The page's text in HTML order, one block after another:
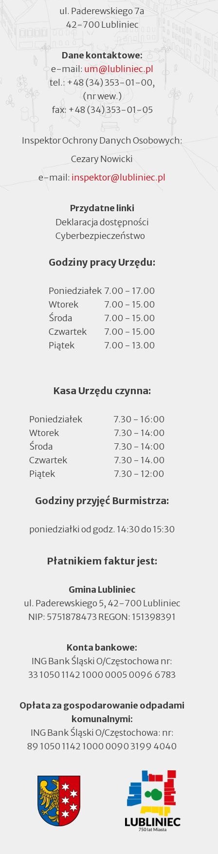
ul. Paderewskiego 7a
42-700 Lubliniec
Dane kontaktowe:
e-mail: um@lubliniec.pl
tel.: +48 (34) 353-01-00,
(nr wew.)
fax: +48 (34) 353-01-05
Inspektor Ochrony Danych Osobowych:
Cezary Nowicki
e-mail: inspektor@lubliniec.pl
MenuPrzydatne linki
Deklaracja dostępności
Cyberbezpieczeństwo
w
zakładce
Godziny pracy Urzędu:
Poniedziałek 7.00 - 17.00
Wtorek
7.00 - 15.00
Środa
7.00 - 15.00
Czwartek
7.00 - 15.00
Piątek
7.00 - 13.00
Kasa Urzędu czynna:
Poniedziałek
7.30 - 16:00
Wtorek
7.30 - 14:00
Środa
7.30 - 14:00
Czwartek
7.30 - 14.00
Piątek
7.30 - 12:00
Godziny przyjęć Burmistrza:
poniedziałki od godz. 14:30 do 15:30
Płatnikiem faktur jest:
Gmina Lubliniec
ul. Paderewskiego 5, 42-700 Lubliniec
NIP: 5751878473 REGON: 151398391
Konta bankowe:
ING Bank Śląski O/Częstochowa nr:
33 1050 1142 1000 0005 0096 6783
Opłata za gospodarowanie odpadami
komunalnymi:
ING Bank Śląski O/Częstochowa: nr:
89 1050 1142 1000 0090 3199 4040